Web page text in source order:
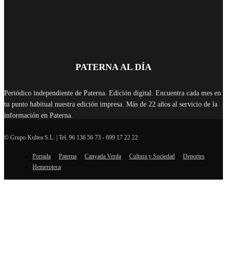
PATERNA AL DÍA
Periódico independiente de Paterna. Edición digital. Encuentra cada mes en
tu punto habitual nuestra edición impresa. Más de 22 años al servicio de la
información en Paterna.
SÍGUENOS
© Grupo Kultea S.L. | Tel. 96 136 56 73 - 699 17 22 22
Portada Paterna Canyada Verda Cultura y Sociedad
Deportes
Hemeroteca